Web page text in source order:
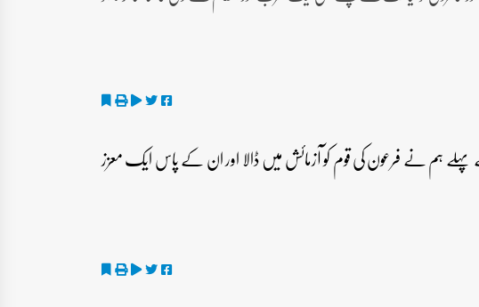
پہلے ہم نے فرعون کی قوم کو آزمائش میں ڈالا اور ان کے پاس ایک معزز